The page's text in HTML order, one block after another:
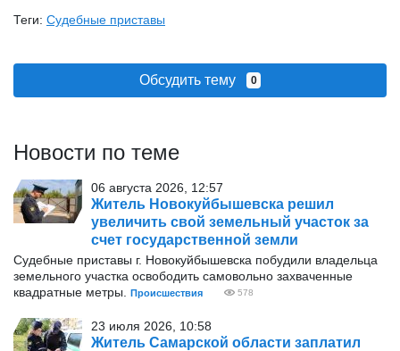
Теги: Судебные приставы
Обсудить тему 0
Новости по теме
06 августа 2026, 12:57
Житель Новокуйбышевска решил
увеличить свой земельный участок за
счет государственной земли
Судебные приставы г. Новокуйбышевска побудили владельца
земельного участка освободить самовольно захваченные
квадратные метры.
Происшествия 578
23 июля 2026, 10:58
Житель Самарской области заплатил